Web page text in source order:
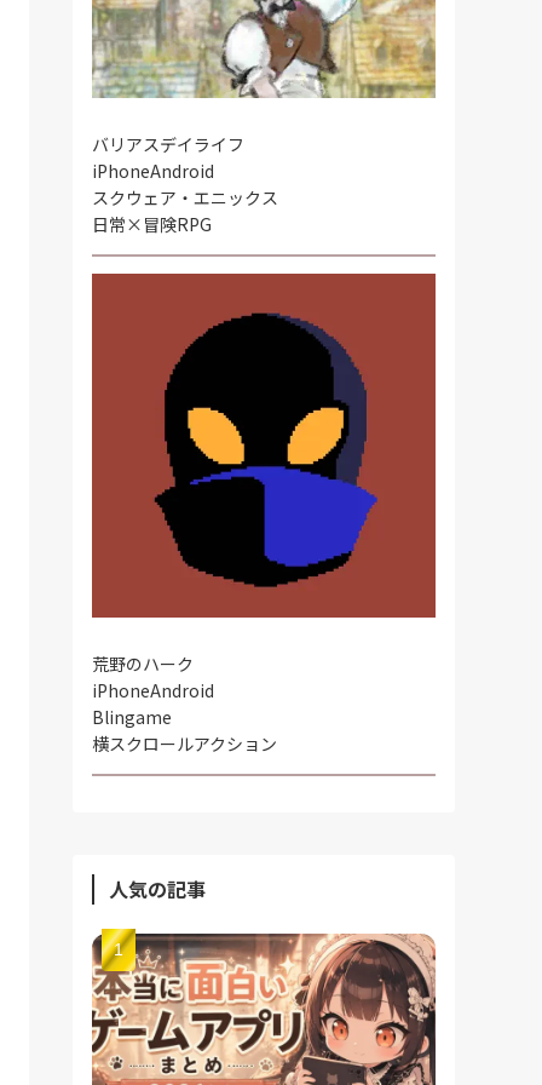
バリアスデイライフ
iPhoneAndroid
スクウェア・エニックス
日常×冒険RPG
荒野のハーク
iPhoneAndroid
Blingame
横スクロールアクション
人気の記事